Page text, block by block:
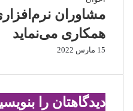
مشاوران
همکاری می‌نماید
15 مارس 2022
دیدگاهتان را